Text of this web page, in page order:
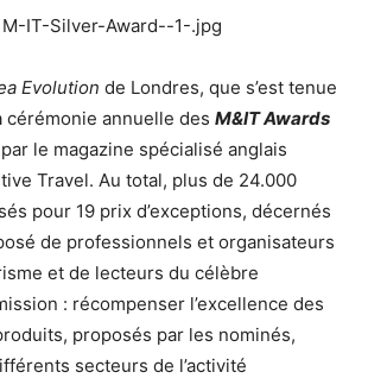
Evolution de Londres, que s’est tenue
cérémonie annuelle des M&IT Awards
le magazine spécialisé anglais
Travel. Au total, plus de 24.000
pour 19 prix d’exceptions, décernés
de professionnels et organisateurs
et de lecteurs du célèbre
: récompenser l’excellence des
proposés par les nominés,
secteurs de l’activité